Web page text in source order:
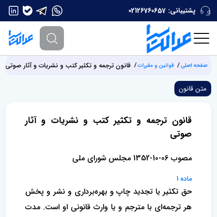
پشتیبانی: 02126760657
صفحه اصلی قوانین و مقررات قانون ترجمه و تکثیر کتب و نشریات و آثار صوتی
متن قانون
قانون ترجمه و تکثیر کتب و نشریات و آثار
صوتی
مصوب 06-10-1352 مجلس شورای ملی
ماده 1
حق تکثیر یا تجدید چاپ و بهره‌برداری و نشر و پخش
هر ترجمه‌ای با مترجم و یا وارث قانونی او است. مدت